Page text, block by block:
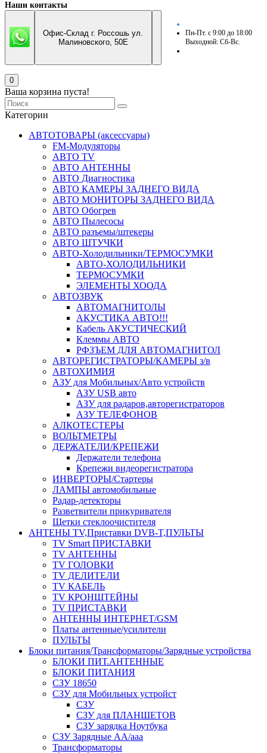
Наши контакты
Офис-Склад г. Россошь ул.
Малиновского, 50Е
Пн-Пт. с 9:00 до 18:00
Выходной: Сб-Вс.
0
Ваша корзина пуста!
Категории
АВТОТОВАРЫ (аксессуары)
FM-Модуляторы
АВТО TV
АВТО АНТЕННЫ
АВТО Диагностика
АВТО КАМЕРЫ ЗАДНЕГО ВИДА
АВТО МОНИТОРЫ ЗАДНЕГО ВИДА
АВТО Обогрев
АВТО Пылесосы
АВТО разъемы/штекеры
АВТО ШТУЧКИ
АВТО-Холодильники/ТЕРМОСУМКИ
АВТО-ХОЛОДИЛЬНИКИ
ТЕРМОСУМКИ
ЭЛЕМЕНТЫ ХООДА
АВТОЗВУК
АВТОМАГНИТОЛЫ
АКУСТИКА АВТО!!!
Кабель АКУСТИЧЕСКИЙ
Клеммы АВТО
РФЗЪЕМ ДЛЯ АВТОМАГНИТОЛ
АВТОРЕГИСТРАТОРЫ/КАМЕРЫ з/в
АВТОХИМИЯ
АЗУ для Мобильных/Авто устройств
АЗУ USB авто
АЗУ для радаров,авторегистраторов
АЗУ ТЕЛЕФОНОВ
АЛКОТЕСТЕРЫ
ВОЛЬТМЕТРЫ
ДЕРЖАТЕЛИ/КРЕПЕЖИ
Держатели телефона
Крепежи видеорегистратора
ИНВЕРТОРЫ/Стартеры
ЛАМПЫ автомобильные
Радар-детекторы
Разветвители прикуривателя
Щетки стеклоочистителя
АНТЕНЫ ТV,Приставки DVB-T,ПУЛЬТЫ
TV Smart ПРИСТАВКИ
TV АНТЕННЫ
TV ГОЛОВКИ
TV ДЕЛИТЕЛИ
TV КАБЕЛЬ
TV КРОНШТЕЙНЫ
TV ПРИСТАВКИ
АНТЕННЫ ИНТЕРНЕТ/GSM
Платы антенные/усилители
ПУЛЬТЫ
Блоки питания/Трансформаторы/Зарядные устройства
БЛОКИ ПИТ.АНТЕННЫЕ
БЛОКИ ПИТАНИЯ
СЗУ 18650
СЗУ для Мобильных устройст
СЗУ
СЗУ для ПЛАНШЕТОВ
СЗУ зарядка Ноутбука
СЗУ Зарядные АА/ааа
Трансформаторы